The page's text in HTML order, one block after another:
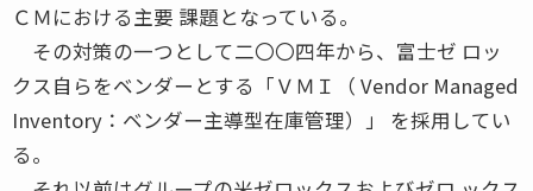
ＣＭにおける主要 課題となっている。
その対策の一つとして二〇〇四年から、富士ゼ ロッ
クス自らをベンダーとする「ＶＭＩ（ Vendor Managed
Inventory：ベンダー主導型在庫管理）」 を採用してい
る。